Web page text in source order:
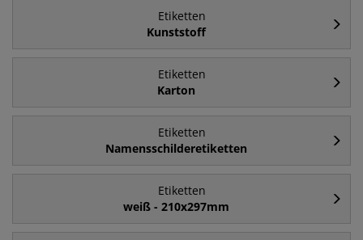
Etiketten
Kunststoff
Etiketten
Karton
Etiketten
Namensschilderetiketten
Etiketten
weiß - 210x297mm